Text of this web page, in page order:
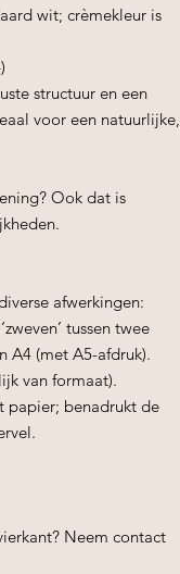
wit; crèmekleur is
structuur en een
voor een natuurlijke,
Ook dat is
afwerkingen:
tussen twee
A4 (met A5-afdruk).
van formaat).
papier; benadrukt de
Neem contact